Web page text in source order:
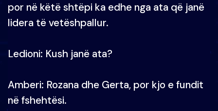
por në këtë shtëpi ka edhe nga ata që janë
lidera të vetëshpallur.
Ledioni: Kush janë ata?
Amberi: Rozana dhe Gerta, por kjo e fundit
në fshehtësi.